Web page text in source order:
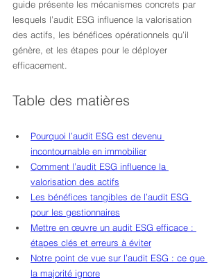
guide présente les mécanismes concrets par
lesquels l’audit ESG influence la valorisation
des actifs, les bénéfices opérationnels qu’il
génère, et les étapes pour le déployer
efficacement.
Table des matières
Pourquoi l’audit ESG est devenu
incontournable en immobilier
Comment l’audit ESG influence la
valorisation des actifs
Les bénéfices tangibles de l’audit ESG
pour les gestionnaires
Mettre en œuvre un audit ESG efficace :
étapes clés et erreurs à éviter
Notre point de vue sur l’audit ESG : ce que
la majorité ignore